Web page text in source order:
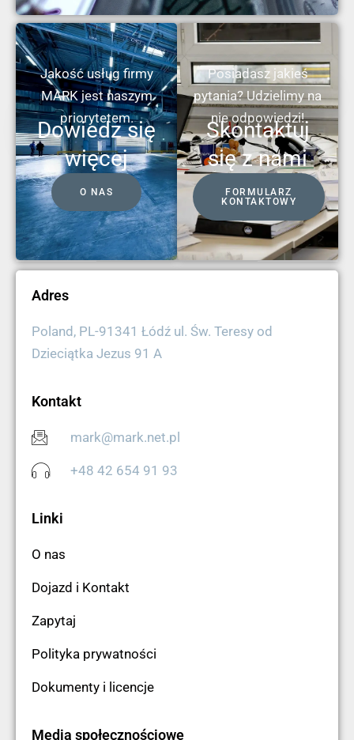
Jakość usług firmy
MARK jest naszym
priorytetem.
Dowiedz się
więcej
O NAS
Posiadasz jakieś
pytania? Udzielimy na
nie odpowiedzi!
Skontaktuj
się z nami
FORMULARZ
KONTAKTOWY
Adres
Poland, PL-91341 Łódź ul. Św. Teresy od
Dzieciątka Jezus 91 A
Kontakt
mark@mark.net.pl
+48 42 654 91 93
Linki
O nas
Dojazd i Kontakt
Zapytaj
Polityka prywatności
Dokumenty i licencje
Media społecznościowe